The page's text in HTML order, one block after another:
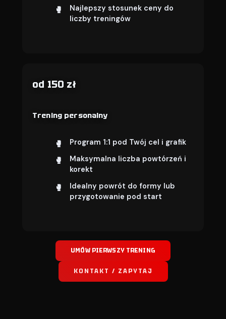
Najlepszy stosunek ceny do
liczby treningów
od 150 zł
Trening personalny
Program 1:1 pod Twój cel i grafik
Maksymalna liczba powtórzeń i
korekt
Idealny powrót do formy lub
przygotowanie pod start
UMÓW PIERWSZY TRENING
KONTAKT / ZAPYTAJ